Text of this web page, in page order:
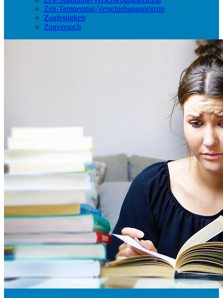
Zeit-Temperatur-Verschiebungsprinzip
Zugfestigkeit
Zugversuch